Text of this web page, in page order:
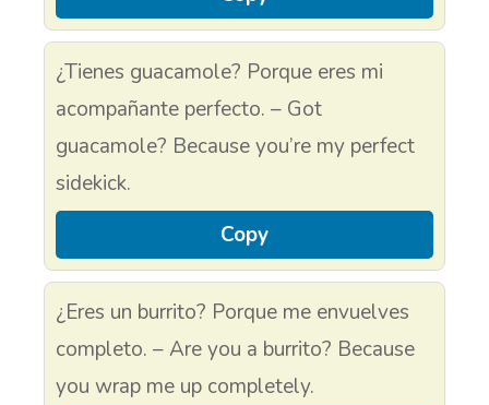
¿Tienes guacamole? Porque eres mi
acompañante perfecto. – Got
guacamole? Because you’re my perfect
sidekick.
Copy
¿Eres un burrito? Porque me envuelves
completo. – Are you a burrito? Because
you wrap me up completely.